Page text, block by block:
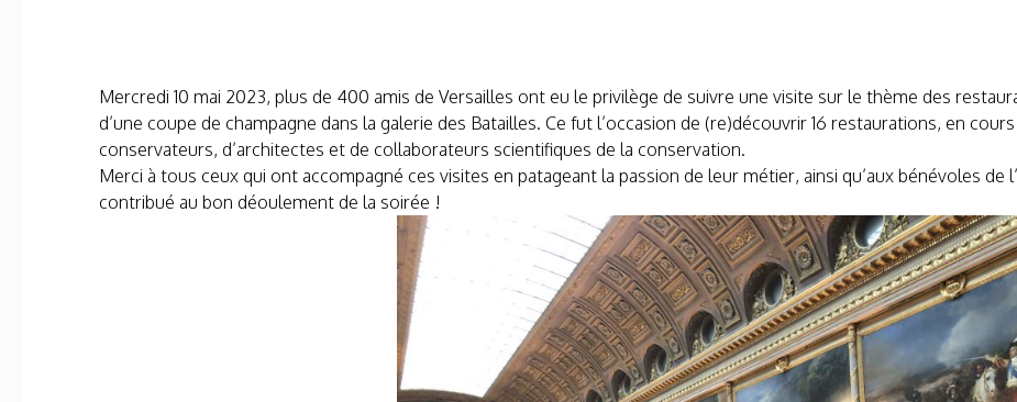
Mercredi 10 mai 2023, plus de 400 amis de Versailles ont eu le privilège de suivre une visite sur le thème des
d’une coupe de champagne dans la galerie des Batailles. Ce fut l’occasion de (re)découvrir 16 restaurations, en
conservateurs, d’architectes et de collaborateurs scientifiques de la conservation.
Merci à tous ceux qui ont accompagné ces visites en patageant la passion de leur métier, ainsi qu’aux bénévoles de
contribué au bon déoulement de la soirée !